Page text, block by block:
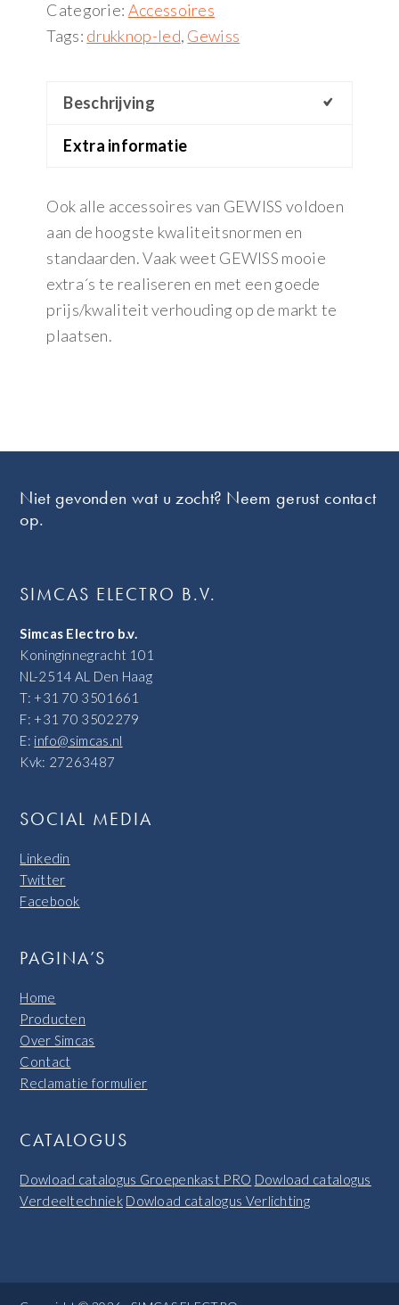
Categorie: Accessoires
Tags: drukknop-led, Gewiss
Beschrijving
Extra informatie
Ook alle accessoires van GEWISS voldoen
aan de hoogste kwaliteitsnormen en
standaarden. Vaak weet GEWISS mooie
extra´s te realiseren en met een goede
prijs/kwaliteit verhouding op de markt te
plaatsen.
Niet gevonden wat u zocht? Neem gerust contact
op.
SIMCAS ELECTRO B.V.
Simcas Electro b.v.
Koninginnegracht 101
NL-2514 AL Den Haag
T: +31 70 3501661
F: +31 70 3502279
E: info@simcas.nl
Kvk: 27263487
SOCIAL MEDIA
Linkedin
Twitter
Facebook
PAGINA’S
Home
Producten
Over Simcas
Contact
Reclamatie formulier
CATALOGUS
Dowload catalogus Groepenkast PRO Dowload catalogus
Verdeeltechniek Dowload catalogus Verlichting